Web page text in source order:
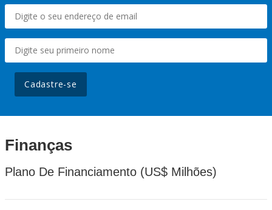
Cadastre-se
Finanças
Plano De Financiamento (US$ Milhões)